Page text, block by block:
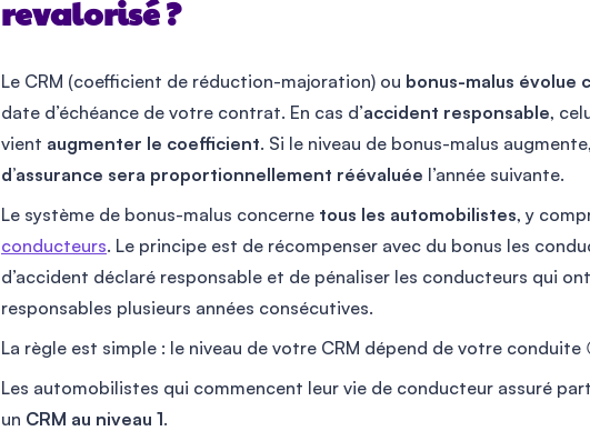
revalorisé ?
Le CRM (coefficient de réduction-majoration) ou bonus-malus évolue
date d’échéance de votre contrat. En cas d’accident responsable,
vient augmenter le coefficient. Si le niveau de bonus-malus
d’assurance sera proportionnellement réévaluée l’année suivante.
Le système de bonus-malus concerne tous les automobilistes, y
conducteurs. Le principe est de récompenser avec du bonus les
d’accident déclaré responsable et de pénaliser les conducteurs qui
responsables plusieurs années consécutives.
La règle est simple : le niveau de votre CRM dépend de votre conduite
Les automobilistes qui commencent leur vie de conducteur assuré
un CRM au niveau 1.